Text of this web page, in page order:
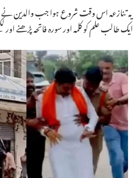
ایک طالب علم کو کلمہ اور سورہ فاتحہ پڑھنے اور